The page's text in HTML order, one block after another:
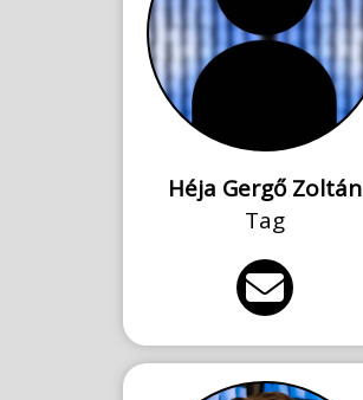
Héja Gergő Zoltán
Tag